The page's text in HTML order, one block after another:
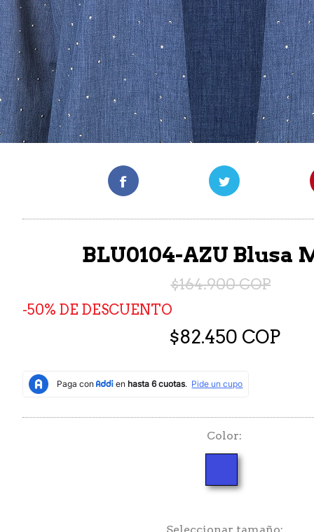
BLU0104-AZU Blusa
$164.900 COP
50% DE DESCUENTO
$82.450 COP
Color